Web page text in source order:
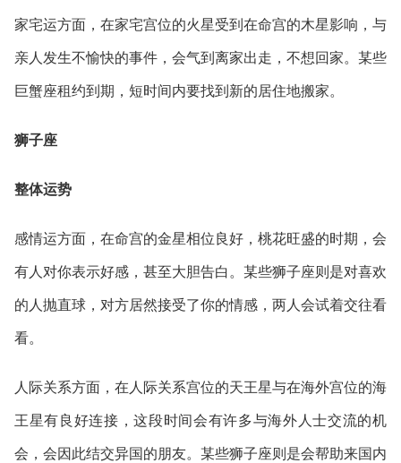
家宅运方面，在家宅宫位的火星受到在命宫的木星影响，与
亲人发生不愉快的事件，会气到离家出走，不想回家。某些
巨蟹座租约到期，短时间内要找到新的居住地搬家。
狮子座
整体运势
感情运方面，在命宫的金星相位良好，桃花旺盛的时期，会
有人对你表示好感，甚至大胆告白。某些狮子座则是对喜欢
的人抛直球，对方居然接受了你的情感，两人会试着交往看
看。
人际关系方面，在人际关系宫位的天王星与在海外宫位的海
王星有良好连接，这段时间会有许多与海外人士交流的机
会，会因此结交异国的朋友。某些狮子座则是会帮助来国内